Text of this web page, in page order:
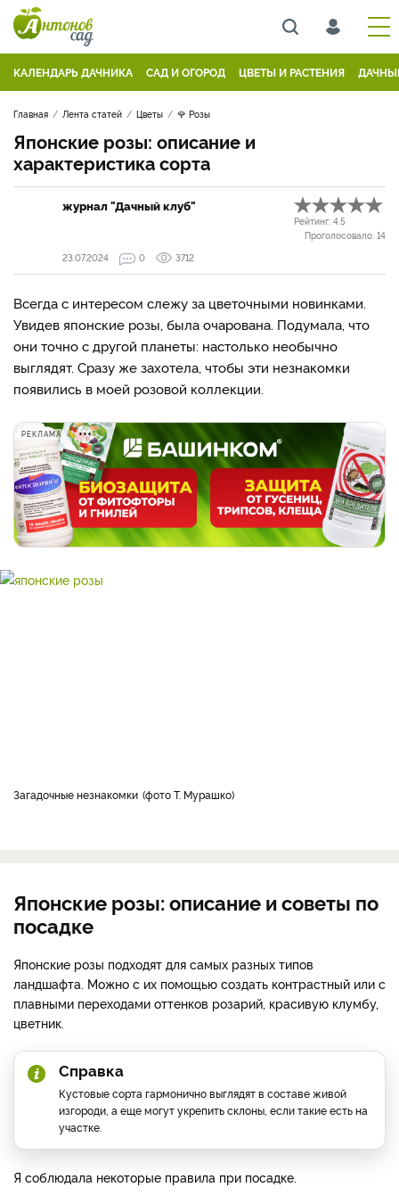
КАЛЕНДАРЬ ДАЧНИКА САД И ОГОРОД ЦВЕТЫ И РАСТЕНИЯ
Главная Лента статей Цветы 🌹 Розы
Японские розы: описание и
характеристика сорта
журнал "Дачный клуб"
Рейтинг: 4.5
Проголосовало: 14
23.07.2024
0 3712
Всегда с интересом слежу за цветочными новинками.
Увидев японские розы, была очарована. Подумала, что
они точно с другой планеты: настолько необычно
выглядят. Сразу же захотела, чтобы эти незнакомки
появились в моей розовой коллекции.
РЕКЛАМА
Загадочные незнакомки фото Т. Мурашко
Японские розы: описание и советы по
посадке
Японские розы подходят для самых разных типов
ландшафта. Можно с их помощью создать контрастный или с
плавными переходами оттенков розарий, красивую клумбу,
цветник.
Справка
Кустовые сорта гармонично выглядят в составе живой
изгороди, а еще могут укрепить склоны, если такие есть на
участке.
Я соблюдала некоторые правила при посадке.